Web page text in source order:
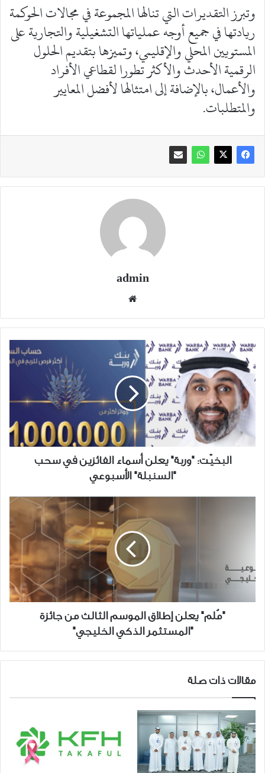
وتبرز التقديرات التي تنالها المجموعة في مجالات الحوكمة
ريادتها في جميع أوجه عملياتها التشغيلية والتجارية على
المستويين المحلي والإقليمي، وتميزها بتقديم الحلول
الرقمية الأحدث والأكثر تطورا لقطاعي الأفراد
والأعمال، بالإضافة إلى امتثالها لأفضل المعايير
والمتطلبات.
admin
البخيّت:
"وربة"
يعلن
أسماء
الفائزين
في
سحب
"السنبلة"
الأسبوعي
البخيّت: "وربة" يعلن أسماء الفائزين في سحب
"السنبلة" الأسبوعي
"مُلم"
يعلن
من
جائزة
"المستثمر
الخليجي""مُلم" يعلن إطلاق الموسم الثالث من جائزة
"المستثمر الذكي الخليجي"
مقالات ذات صلة